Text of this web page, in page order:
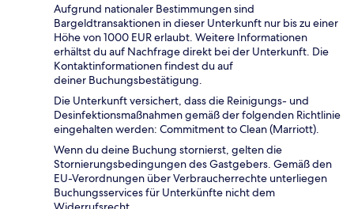
Aufgrund nationaler Bestimmungen sind
Bargeldtransaktionen in dieser Unterkunft nur bis zu einer
Höhe von 1000 EUR erlaubt. Weitere Informationen
erhältst du auf Nachfrage direkt bei der Unterkunft. Die
Kontaktinformationen findest du auf
deiner Buchungsbestätigung.
Die Unterkunft versichert, dass die Reinigungs- und
Desinfektionsmaßnahmen gemäß der folgenden Richtlinie
eingehalten werden: Commitment to Clean (Marriott).
Wenn du deine Buchung stornierst, gelten die
Stornierungsbedingungen des Gastgebers. Gemäß den
EU-Verordnungen über Verbraucherrechte unterliegen
Buchungsservices für Unterkünfte nicht dem